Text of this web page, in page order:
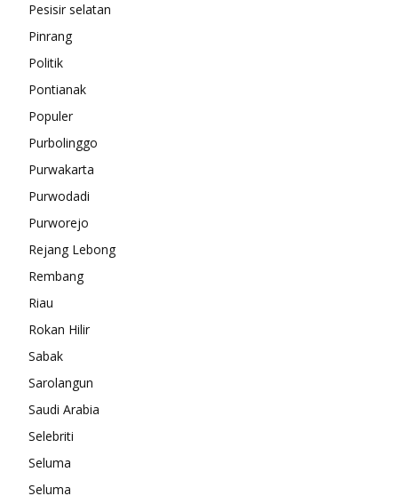
Pesisir selatan
Pinrang
Politik
Pontianak
Populer
Purbolinggo
Purwakarta
Purwodadi
Purworejo
Rejang Lebong
Rembang
Riau
Rokan Hilir
Sabak
Sarolangun
Saudi Arabia
Selebriti
Seluma
Seluma